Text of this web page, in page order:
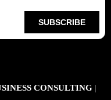
SUBSCRIBE
CONSULTING|